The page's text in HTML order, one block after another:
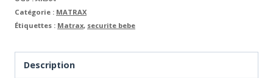
Catégorie : MATRAX
Étiquettes : Matrax, securite bebe
Description